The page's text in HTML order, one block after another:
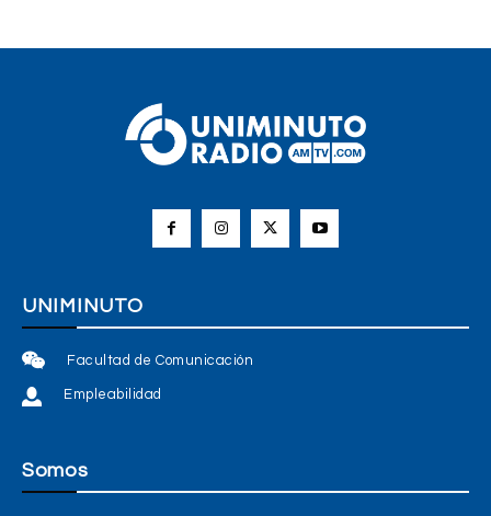
UNIMINUTO
Facultad de Comunicación
Empleabilidad
Somos